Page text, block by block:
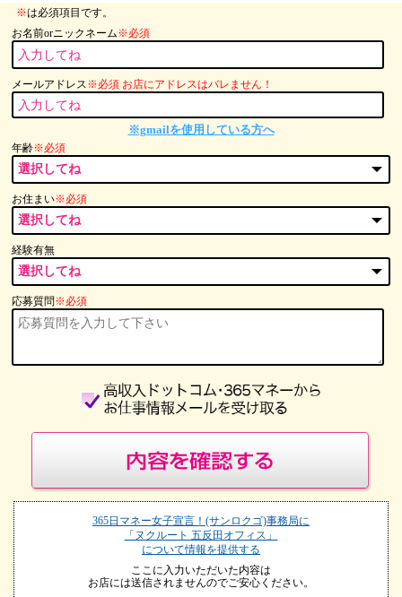
※は必須項目です。
お名前orニックネーム※必須
メールアドレス※必須 お店にアドレスはバレません！
※gmailを使用している方へ
年齢※必須
お住まい※必須
経験有無
応募質問※必須
365日マネー女子宣言！(サンロクゴ)事務局に
「ヌクルート 五反田オフィス」
について情報を提供する
ここに入力いただいた内容は
お店には送信されませんのでご安心ください。